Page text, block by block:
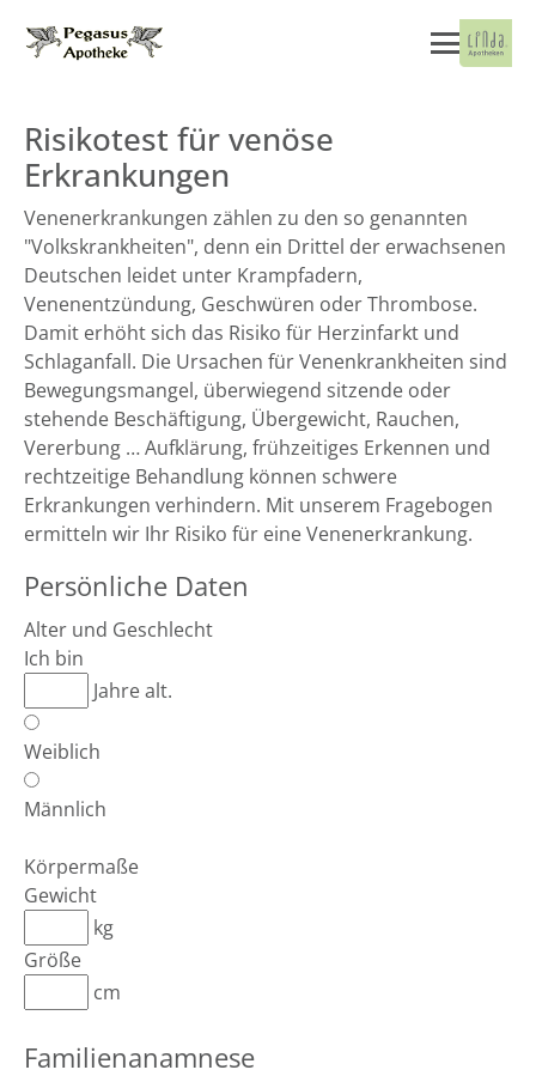
Risikotest für venöse
Erkrankungen
Venenerkrankungen zählen zu den so genannten
"Volkskrankheiten", denn ein Drittel der erwachsenen
Deutschen leidet unter Krampfadern,
Venenentzündung, Geschwüren oder Thrombose.
Damit erhöht sich das Risiko für Herzinfarkt und
Schlaganfall. Die Ursachen für Venenkrankheiten sind
Bewegungsmangel, überwiegend sitzende oder
stehende Beschäftigung, Übergewicht, Rauchen,
Vererbung … Aufklärung, frühzeitiges Erkennen und
rechtzeitige Behandlung können schwere
Erkrankungen verhindern. Mit unserem Fragebogen
ermitteln wir Ihr Risiko für eine Venenerkrankung.
Persönliche Daten
Alter und Geschlecht
Ich bin
Jahre alt.
Weiblich
Männlich
Körpermaße
Gewicht
kg
Größe
cm
Familienanamnese